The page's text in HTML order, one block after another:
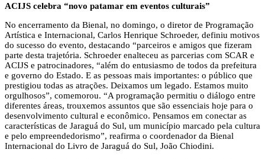
ACIJS celebra “novo patamar em eventos culturais”
No encerramento da Bienal, no domingo, o diretor de Programação
Artística e Internacional, Carlos Henrique Schroeder, definiu motivos
do sucesso do evento, destacando “parceiros e amigos que fizeram
parte desta trajetória. Schroeder enalteceu as parcerias com SCAR e
ACIJS e patrocinadores, “além do entusiasmo de todos da prefeitura
e governo do Estado. E as pessoas mais importantes: o público que
prestigiou todas as atrações. Deixamos um legado. Estamos muito
orgulhosos”, comemorou. “A programação permitiu o diálogo entre
diferentes áreas, trouxemos assuntos que são essenciais hoje para o
desenvolvimento cultural e econômico. Pensamos em conectar as
características de Jaraguá do Sul, um município marcado pela cultura
e pelo empreendedorismo”, reafirma o coordenador da Bienal
Internacional do Livro de Jaraguá do Sul, João Chiodini.